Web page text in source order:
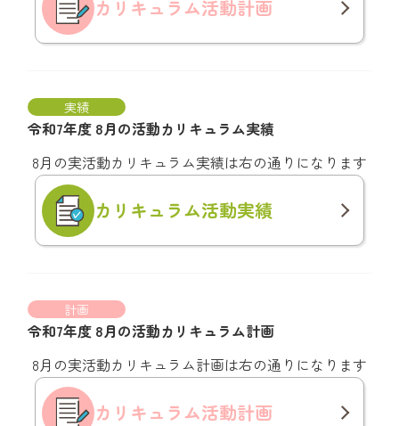
カリキュラム活動計画
実績
令和7年度 8月の活動カリキュラム実績
8月の実活動カリキュラム実績は右の通りになります
カリキュラム活動実績
計画
令和7年度 8月の活動カリキュラム計画
8月の実活動カリキュラム計画は右の通りになります
カリキュラム活動計画